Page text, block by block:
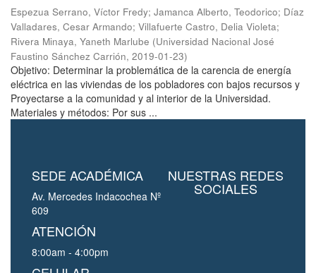
Espezua Serrano, Víctor Fredy; Jamanca Alberto, Teodorico; Díaz
Valladares, Cesar Armando; Villafuerte Castro, Delia Violeta;
Rivera Minaya, Yaneth Marlube (Universidad Nacional José
Faustino Sánchez Carrión, 2019-01-23)
Objetivo: Determinar la problemática de la carencia de energía
eléctrica en las viviendas de los pobladores con bajos recursos y
Proyectarse a la comunidad y al interior de la Universidad.
Materiales y métodos: Por sus ...
SEDE ACADÉMICA
Av. Mercedes Indacochea Nº
609
ATENCIÓN
8:00am - 4:00pm
NUESTRAS REDES
SOCIALES